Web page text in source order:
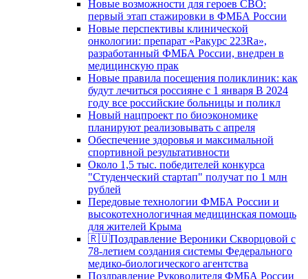
Новые возможности для героев СВО:
первый этап стажировки в ФМБА России
Новые перспективы клинической
онкологии: препарат «Ракурс 223Ra»,
разработанный ФМБА России, внедрен в
медицинскую прак
Новые правила посещения поликлиник: как
будут лечиться россияне с 1 января В 2024
году все российские больницы и поликл
Новый нацпроект по биоэкономике
планируют реализовывать с апреля
Обеспечение здоровья и максимальной
спортивной результативности
Около 1,5 тыс. победителей конкурса
"Студенческий стартап" получат по 1 млн
рублей
Передовые технологии ФМБА России и
высокотехнологичная медицинская помощь
для жителей Крыма
🇷🇺Поздравление Вероники Скворцовой с
78-летием создания системы Федерального
медико-биологического агентства
Поздравление Руководителя ФМБА России